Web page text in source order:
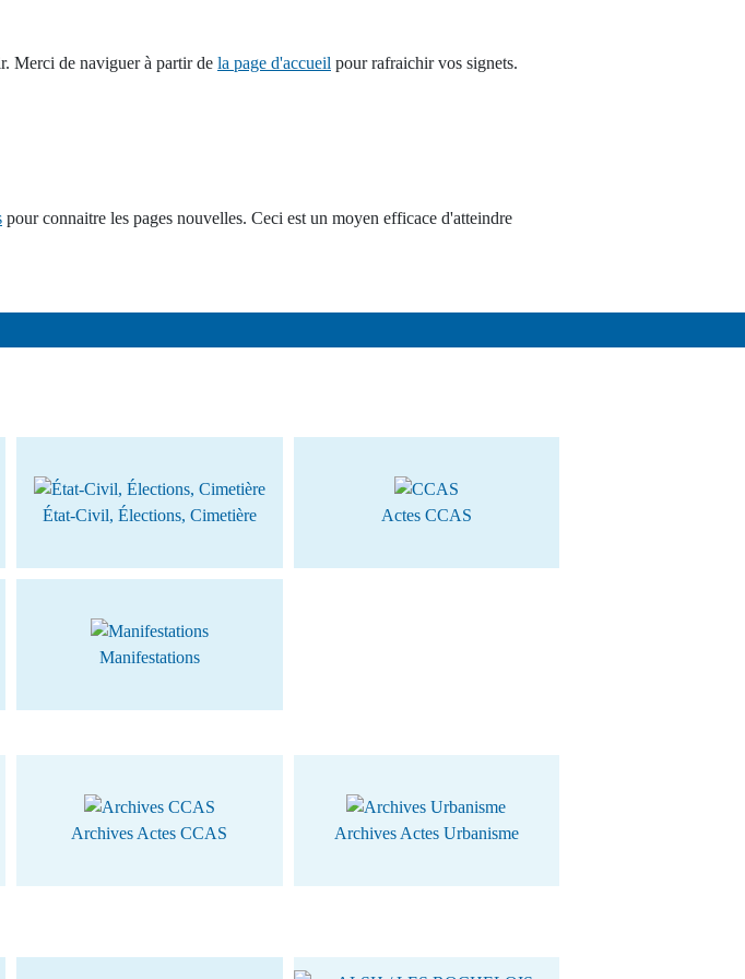
Merci de naviguer à partir de la page d'accueil pour rafraichir vos signets.
pour connaitre les pages nouvelles. Ceci est un moyen efficace d'atteindre
État-Civil, Élections, Cimetière Actes CCAS
Manifestations
Archives Actes CCAS Archives Actes Urbanisme